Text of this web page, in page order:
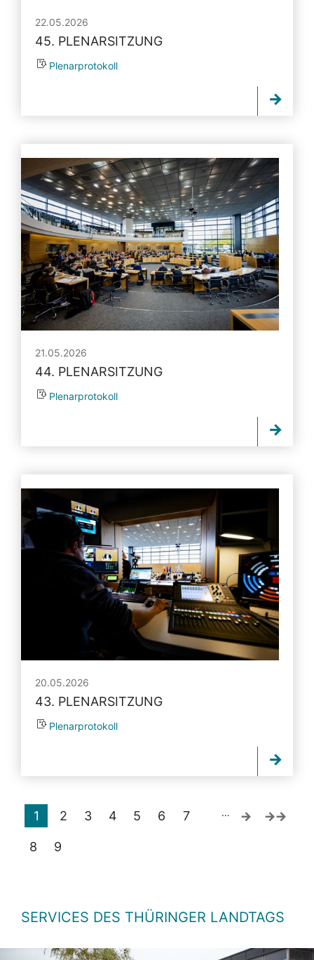
22.05.2026
45. PLENARSITZUNG
Plenarprotokoll
21.05.2026
44. PLENARSITZUNG
Plenarprotokoll
20.05.2026
43. PLENARSITZUNG
Plenarprotokoll
1 2 3 4 5 6 7
8 9
…
SERVICES DES THÜRINGER LANDTAGS